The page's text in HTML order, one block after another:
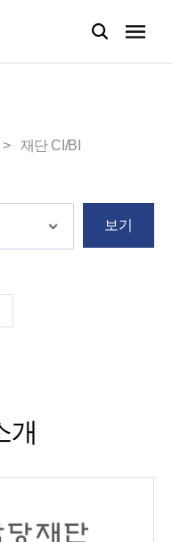
재단 CI/BI
보기
개